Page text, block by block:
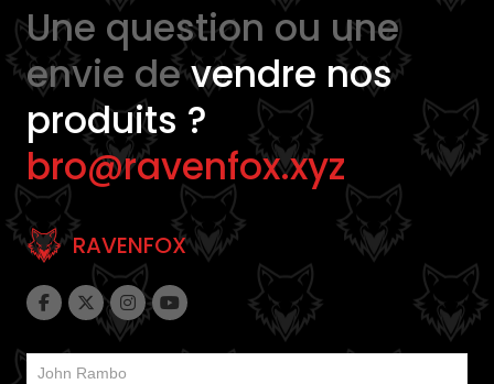
Une question ou une
envie devendre nos
produits ?
bro@ravenfox.xyz
RAVENFOX